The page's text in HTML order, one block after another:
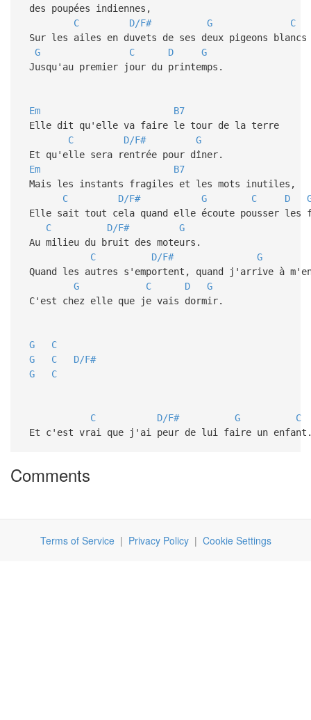
des poupées indiennes,
C
D/F# G
C
Sur les ailes en duvets de ses deux pigeons blancs
G
C D
G
Jusqu'au premier jour du printemps.
Em
B7
Elle dit qu'elle va faire le tour de la terre
C
D/F#
G
Et qu'elle sera rentrée pour dîner.
Em
B7
Mais les instants fragiles et les mots inutiles,
C
D/F# G C D
Elle sait tout cela quand elle écoute pousser les
C
D/F#
G
Au milieu du bruit des moteurs.
C
D/F#
G
Quand les autres s'emportent, quand j'arrive à
G
C D
G
C'est chez elle que je vais dormir.
G
C
G
C
D/F#
G
C
C D/F# G
C
Et c'est vrai que j'ai peur de lui faire un
Comments
Terms of Service| Privacy Policy| Cookie Settings